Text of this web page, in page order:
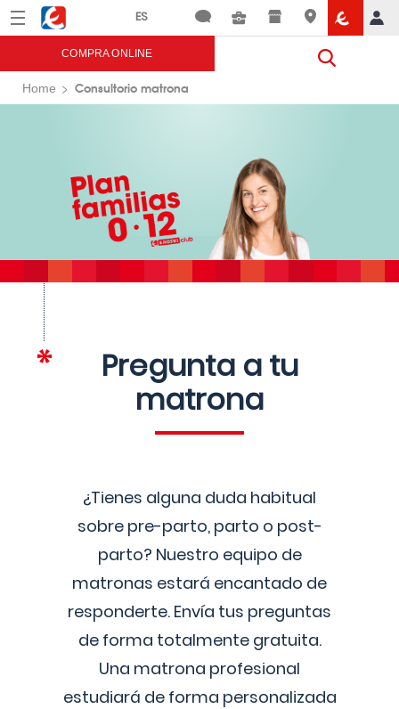
Menú Eroski
COMPRA ONLINE
Home Consultorio matrona
Pregunta a tu
matrona
¿Tienes alguna duda habitual
sobre pre-parto, parto o post-
parto? Nuestro equipo de
matronas estará encantado de
responderte. Envía tus preguntas
de forma totalmente gratuita.
Una matrona profesional
estudiará de forma personalizada